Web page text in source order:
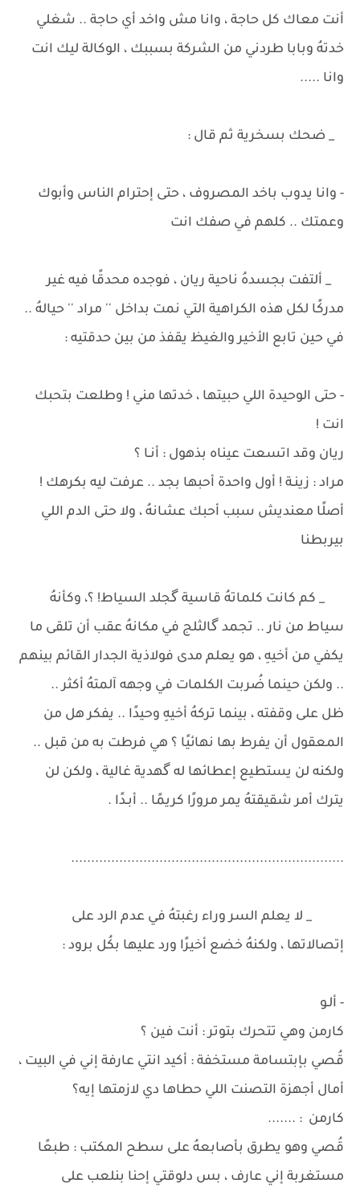
أنت معاك كل حاجة ، وانا مش واخد أي حاجة .. شغلي
خدتهُ وبابا طردني من الشركة بسببك ، الوكالة ليك انت
وانا .....
_ ضحك بسخرية ثم قال :
- وانا يدوب باخد المصروف ، حتى إحترام الناس وأبوك
وعمتك .. كلهم في صفك انت
_ ألتفت بجسدهُ ناحية ريان ، فوجده محدقًا فيه غير
مدركًا لكل هذه الكراهية التي نمت بداخل '' مراد '' حيالهُ ..
في حين تابع الأخير والغيظ يقفذ من بين حدقتيه :
- حتى الوحيدة اللي حبيتها ، خدتها مني ! وطلعت بتحبك
انت !
ريان وقد اتسعت عيناه بذهول : أنـا ؟
مراد : زينـة ! أول واحدة أحبها بجد .. عرفت ليه بكرهك !
أصلًا معنديش سبب أحبك عشانهُ ، ولا حتى الدم اللي
بيربطنا
_ كم كانت كلماتهُ قاسية گجلد السياط! ؟، وكأنهُ
سياط من نار .. تجمد گالثلج في مكانهُ عقب أن تلقى ما
يكفي من أخيهِ ، هو يعلم مدى فولاذية الجدار القائم بينهم
.. ولكن حينما ضُربت الكلمات في وجهه آلمتهُ أكثر ..
ظل على وقفته ، بينما تركهُ أخيهِ وحيدًا .. يفكر هل من
المعقول أن يفرط بها نهائيًا ؟ هي فرطت به من قبل ..
ولكنه لن يستطيع إعطائها له گهدية غالية ، ولكن لن
يترك أمر شقيقتهُ يمر مرورًا كريمًا .. أبـدًا .
....................................................................
_ لا يعلم السر وراء رغبتهُ في عدم الرد على
إتصالاتها ، ولكنهُ خضع أخيرًا ورد عليها بكُل برود :
- ألـو
كارمن وهي تتحرك بتوتر : أنت فين ؟
قُصي بإبتسامة مستخفة : أكيد انتي عارفة إني في البيت ،
أمال أجهزة التصنت اللي حطاها دي لازمتها إيه؟
كارمن : .......
قُصي وهو يطرق بأصابعهُ على سطح المكتب : طبعًا
مستغربة إني عارف ، بس دلوقتي إحنا بنلعب على